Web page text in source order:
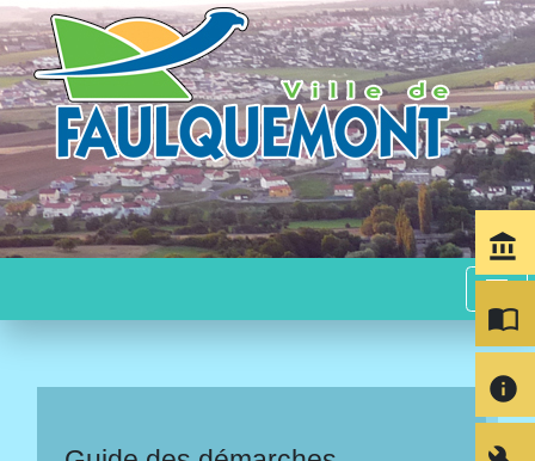
menu
account_balance
import_contacts
info